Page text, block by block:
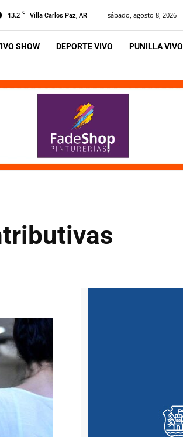
13.2 C Villa Carlos Paz, AR sábado, agosto 8, 2026
SHOW DEPORTE VIVO PUNILLA VIVO